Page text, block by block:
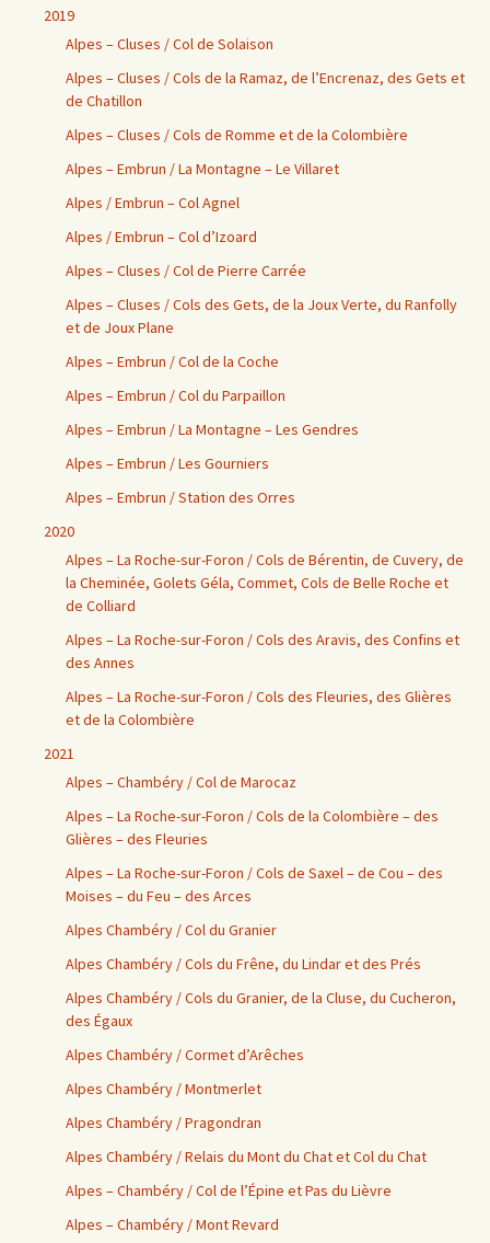
2019
Alpes – Cluses / Col de Solaison
Alpes – Cluses / Cols de la Ramaz, de l’Encrenaz, des Gets et
de Chatillon
Alpes – Cluses / Cols de Romme et de la Colombière
Alpes – Embrun / La Montagne – Le Villaret
Alpes / Embrun – Col Agnel
Alpes / Embrun – Col d’Izoard
Alpes – Cluses / Col de Pierre Carrée
Alpes – Cluses / Cols des Gets, de la Joux Verte, du Ranfolly
et de Joux Plane
Alpes – Embrun / Col de la Coche
Alpes – Embrun / Col du Parpaillon
Alpes – Embrun / La Montagne – Les Gendres
Alpes – Embrun / Les Gourniers
Alpes – Embrun / Station des Orres
2020
Alpes – La Roche-sur-Foron / Cols de Bérentin, de Cuvery, de
la Cheminée, Golets Géla, Commet, Cols de Belle Roche et
de Colliard
Alpes – La Roche-sur-Foron / Cols des Aravis, des Confins et
des Annes
Alpes – La Roche-sur-Foron / Cols des Fleuries, des Glières
et de la Colombière
2021
Alpes – Chambéry / Col de Marocaz
Alpes – La Roche-sur-Foron / Cols de la Colombière – des
Glières – des Fleuries
Alpes – La Roche-sur-Foron / Cols de Saxel – de Cou – des
Moises – du Feu – des Arces
Alpes Chambéry / Col du Granier
Alpes Chambéry / Cols du Frêne, du Lindar et des Prés
Alpes Chambéry / Cols du Granier, de la Cluse, du Cucheron,
des Égaux
Alpes Chambéry / Cormet d’Arêches
Alpes Chambéry / Montmerlet
Alpes Chambéry / Pragondran
Alpes Chambéry / Relais du Mont du Chat et Col du Chat
Alpes – Chambéry / Col de l’Épine et Pas du Lièvre
Alpes – Chambéry / Mont Revard